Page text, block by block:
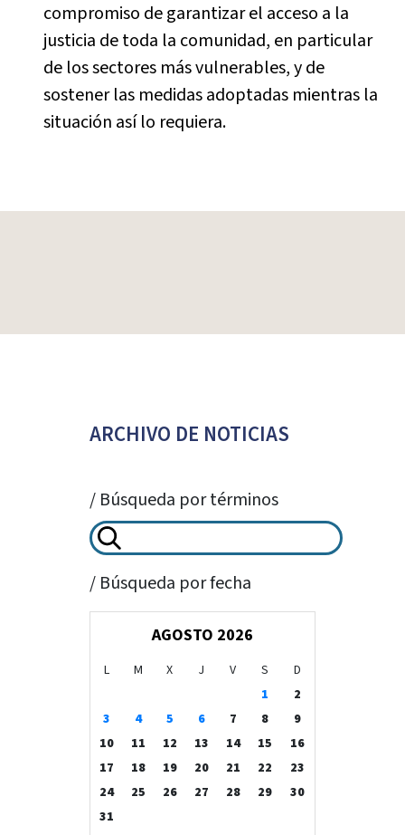
compromiso de garantizar el acceso a la
justicia de toda la comunidad, en particular
de los sectores más vulnerables, y de
sostener las medidas adoptadas mientras la
situación así lo requiera.
ARCHIVO DE NOTICIAS
/ Búsqueda por términos
/ Búsqueda por fecha
AGOSTO 2026
L M X J V S
D
1
2
3
4 5 6 7 8
9
10
11 12 13 14 15
16
17
18 19 20 21 22
23
24
25 26 27 28 29
30
31